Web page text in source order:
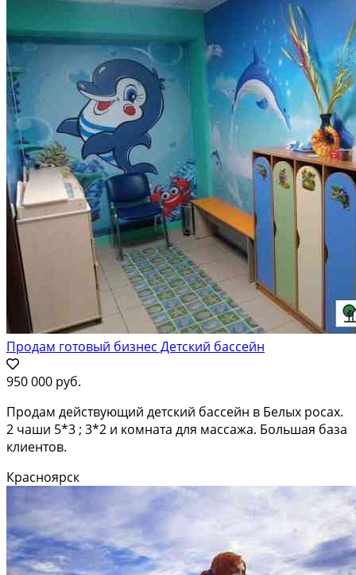
Продам готовый бизнес Детский бассейн
950 000 руб.
Продам действующий детский бассейн в Белых росах.
2 чаши 5*3 ; 3*2 и комната для массажа. Большая база
клиентов.
Красноярск